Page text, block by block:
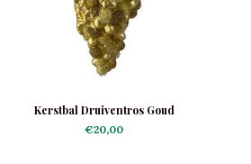
Kerstbal Druiventros Goud
€20,00